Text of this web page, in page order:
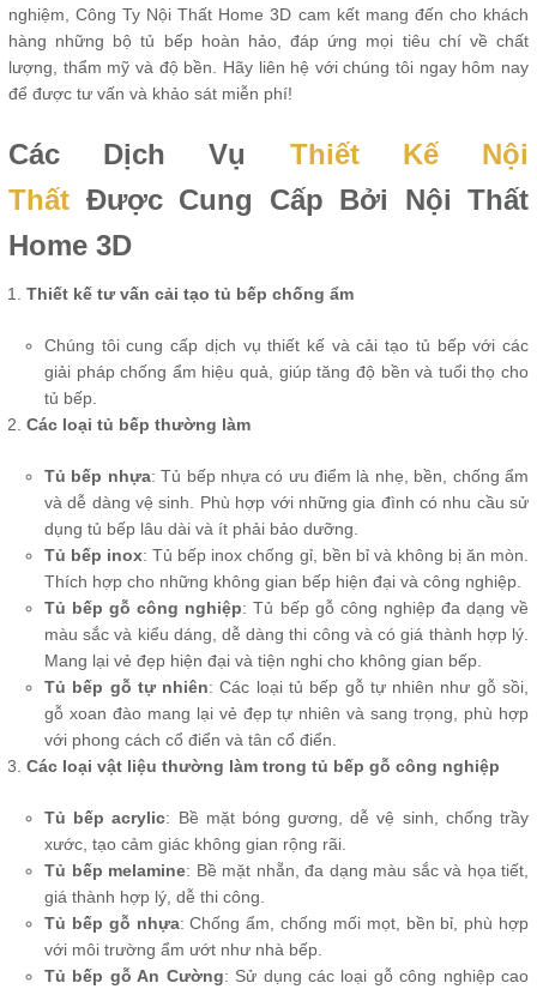
nghiệm, Công Ty Nội Thất Home 3D cam kết mang đến cho khách
hàng những bộ tủ bếp hoàn hảo, đáp ứng mọi tiêu chí về chất
lượng, thẩm mỹ và độ bền. Hãy liên hệ với chúng tôi ngay hôm nay
để được tư vấn và khảo sát miễn phí!
Các Dịch Vụ Thiết Kế Nội
Thất Được Cung Cấp Bởi Nội Thất
Home 3D
Thiết kế tư vấn cải tạo tủ bếp chống ẩm
Chúng tôi cung cấp dịch vụ thiết kế và cải tạo tủ bếp với các
giải pháp chống ẩm hiệu quả, giúp tăng độ bền và tuổi thọ cho
tủ bếp.
Các loại tủ bếp thường làm
Tủ bếp nhựa: Tủ bếp nhựa có ưu điểm là nhẹ, bền, chống ẩm
và dễ dàng vệ sinh. Phù hợp với những gia đình có nhu cầu sử
dụng tủ bếp lâu dài và ít phải bảo dưỡng.
Tủ bếp inox: Tủ bếp inox chống gỉ, bền bỉ và không bị ăn mòn.
Thích hợp cho những không gian bếp hiện đại và công nghiệp.
Tủ bếp gỗ công nghiệp: Tủ bếp gỗ công nghiệp đa dạng về
màu sắc và kiểu dáng, dễ dàng thi công và có giá thành hợp lý.
Mang lại vẻ đẹp hiện đại và tiện nghi cho không gian bếp.
Tủ bếp gỗ tự nhiên: Các loại tủ bếp gỗ tự nhiên như gỗ sồi,
gỗ xoan đào mang lại vẻ đẹp tự nhiên và sang trọng, phù hợp
với phong cách cổ điển và tân cổ điển.
Các loại vật liệu thường làm trong tủ bếp gỗ công nghiệp
Tủ bếp acrylic: Bề mặt bóng gương, dễ vệ sinh, chống trầy
xước, tạo cảm giác không gian rộng rãi.
Tủ bếp melamine: Bề mặt nhẵn, đa dạng màu sắc và họa tiết,
giá thành hợp lý, dễ thi công.
Tủ bếp gỗ nhựa: Chống ẩm, chống mối mọt, bền bỉ, phù hợp
với môi trường ẩm ướt như nhà bếp.
Tủ bếp gỗ An Cường: Sử dụng các loại gỗ công nghiệp cao